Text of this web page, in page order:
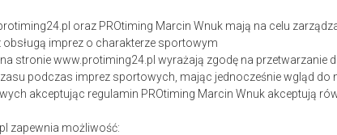
oraz PROtiming Marcin Wnuk mają na celu
imprez o charakterze sportowym
stronie www.protiming24.pl wyrażają zgodę na
podczas imprez sportowych, mając jednocześnie wgląd do
akceptując regulamin PROtiming Marcin Wnuk akceptują
zapewnia możliwość: